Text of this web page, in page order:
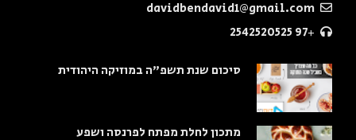
+97 2542520525
סיכום שנת תשפ"ה במוזיקה היהודית
מתכון לחלת מפתח לפרנסה ושפע